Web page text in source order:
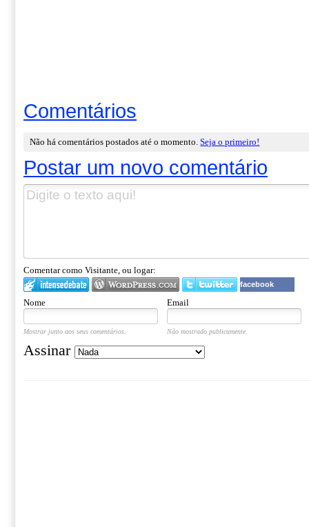
Comentários
Não há comentários postados até o momento.Seja o primeiro!
Postar um novo comentário
Comentar como Visitante, ou logar:
facebook
Nome Email
Mostrar junto aos seus comentários. Não mostrado publicamente.
Assinar